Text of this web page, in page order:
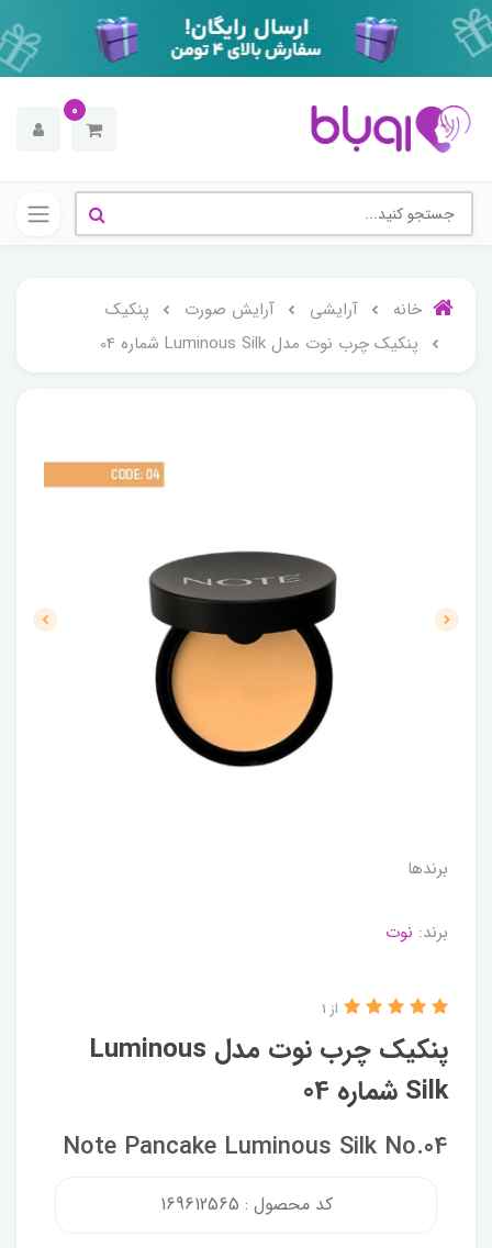
0
خانه آرایشی آرایش صورت
پنکیک
پنکیک چرب نوت مدل Luminous Silk شماره 04
برندها
برند: نوت
پنکیک چرب نوت مدل Luminous
Silk شماره 04
از 1
Note Pancake Luminous Silk No.04
کد محصول : 169612565